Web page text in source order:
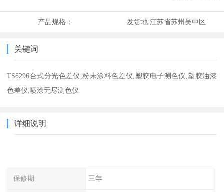
产品规格： 发货地:江苏省苏州吴中区
关键词
TS8296台式分光色差仪,粉末涂料色差仪,塑胶电子测色仪,塑胶油漆
色差仪,喷涂无尽测色仪
详细说明
保修期 三年